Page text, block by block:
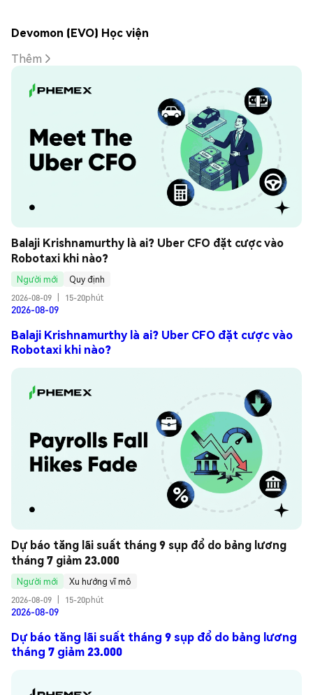
Devomon (EVO) Học viện
Thêm
Balaji Krishnamurthy là ai? Uber CFO đặt cược vào
Robotaxi khi nào?
Người mới
Quy định
2026-08-09
15-20phút
2026-08-09
Balaji Krishnamurthy là ai? Uber CFO đặt cược vào
Robotaxi khi nào?
Dự báo tăng lãi suất tháng 9 sụp đổ do bảng lương
tháng 7 giảm 23.000
Người mới
Xu hướng vĩ mô
2026-08-09
15-20phút
2026-08-09
Dự báo tăng lãi suất tháng 9 sụp đổ do bảng lương
tháng 7 giảm 23.000